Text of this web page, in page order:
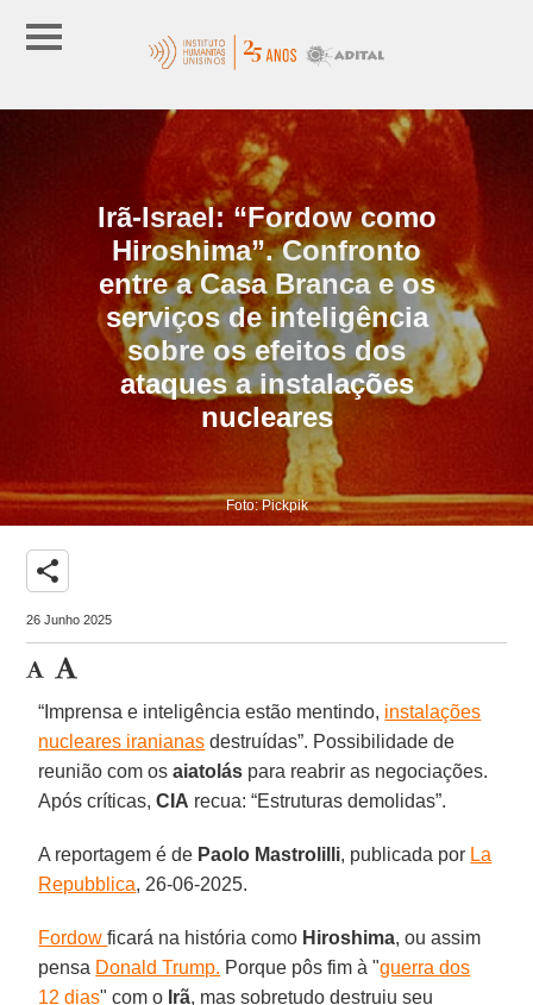
Irã-Israel: “Fordow como
Hiroshima”. Confronto
entre a Casa Branca e os
serviços de inteligência
sobre os efeitos dos
ataques a instalações
nucleares
Foto: Pickpik
share
26 Junho 2025
“Imprensa e inteligência estão mentindo, instalações
nucleares iranianas destruídas”. Possibilidade de
reunião com osaiatolás para reabrir as negociações.
Após críticas,CIA recua: “Estruturas demolidas”.
A reportagem é de Paolo Mastrolilli, publicada por La
Repubblica, 26-06-2025.
Fordowficará na história como Hiroshima, ou assim
pensa Donald Trump. Porque pôs fim à "guerra dos
12 dias" com o Irã, mas sobretudo destruiu seu